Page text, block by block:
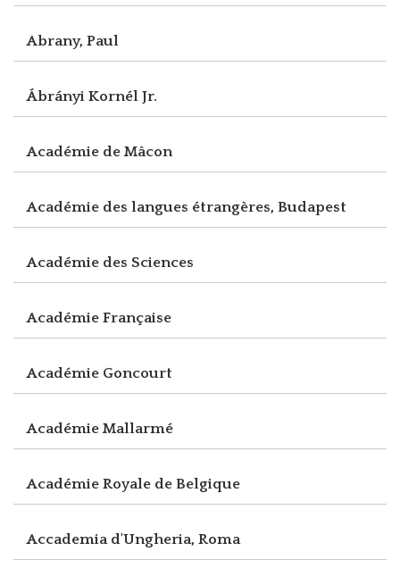
Abrany, Paul
Ábrányi Kornél Jr.
Académie de Mâcon
Académie des langues étrangères, Budapest
Académie des Sciences
Académie Française
Académie Goncourt
Académie Mallarmé
Académie Royale de Belgique
Accademia d'Ungheria, Roma